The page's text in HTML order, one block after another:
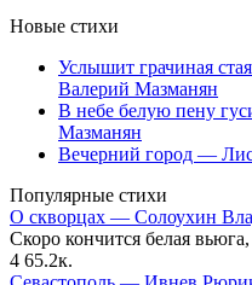
Новые стихи
Услышит грачиная
Валерий Мазманян
В небе белую пену
Мазманян
Вечерний город —
Популярные стихи
О скворцах — Солоухин
Скоро кончится белая
4 65.2к.